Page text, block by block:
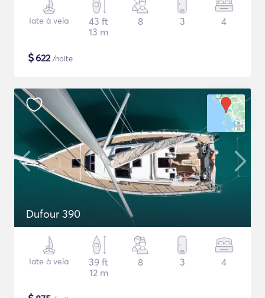
Iate à vela
43 ft
13 m
8 3 4
$622/noite
Dufour 390
Iate à vela
39 ft
12 m
8 3 4